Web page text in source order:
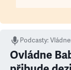
Podcasty:
Ovládne